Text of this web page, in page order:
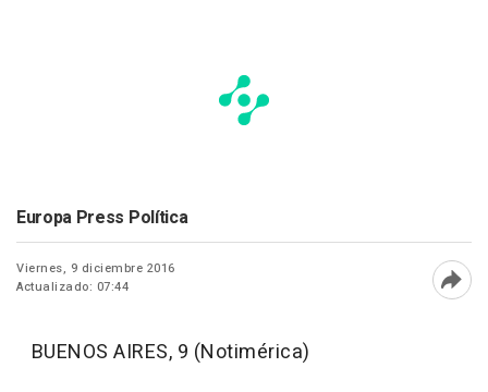
Europa Press Política
Viernes, 9 diciembre 2016
Actualizado: 07:44
BUENOS AIRES, 9 (Notimérica)